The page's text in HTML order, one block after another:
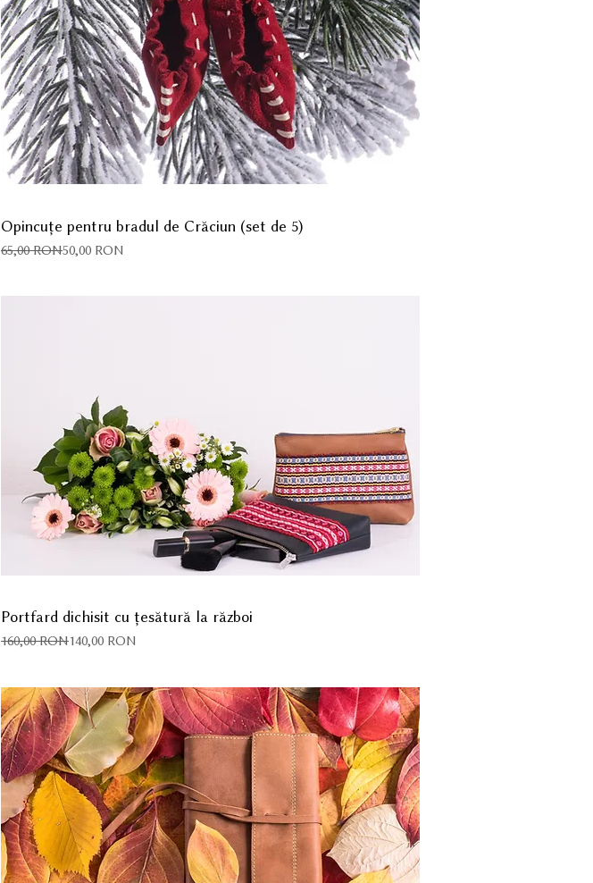
Opincuțe pentru bradul de Crăciun (set de 5)
Preț normal
65,00 RON
Preț redus50,00 RON
Portfard dichisit cu țesătură la război
Preț normal
160,00 RON
Preț redus 140,00 RON